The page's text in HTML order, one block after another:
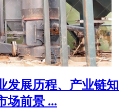
发展历程、产业链知
场前景 ...